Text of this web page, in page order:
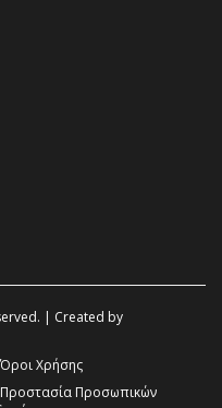
| Created by
Όροι Χρήσης
Προστασία Προσωπικών